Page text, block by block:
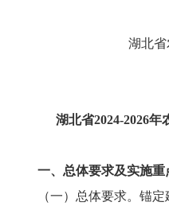
湖北
湖北省2024-2026
一、总体要求及实施重
（一）总体要求。锚